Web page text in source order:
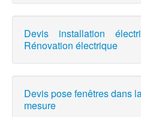
Devis installation
Rénovation électrique
Devis pose fenêtres dans
mesure